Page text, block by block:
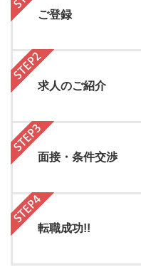
ご登録
求人のご紹介
面接・条件交渉
転職成功!!